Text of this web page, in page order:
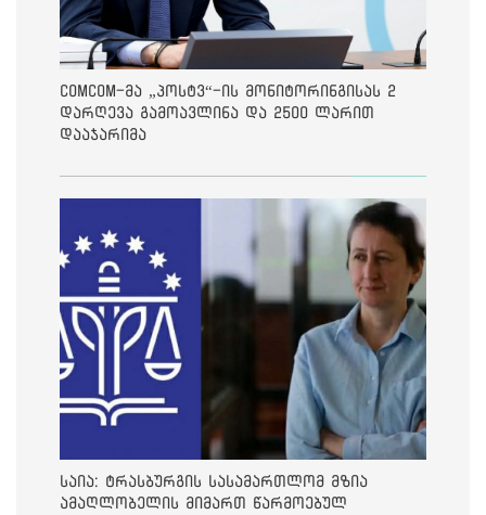
ComCom-მა „პოსტვ“-ის მონიტორინგისას 2
დარღევა გამოავლინა და 2500 ლარით
დააჯარიმა
საია: ტრასბურგის სასამართლომ მზია
ამაღლობელის მიმართ წარმოებულ